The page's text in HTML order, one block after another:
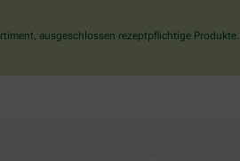
ausgeschlossen rezeptpflichtige Produkte.